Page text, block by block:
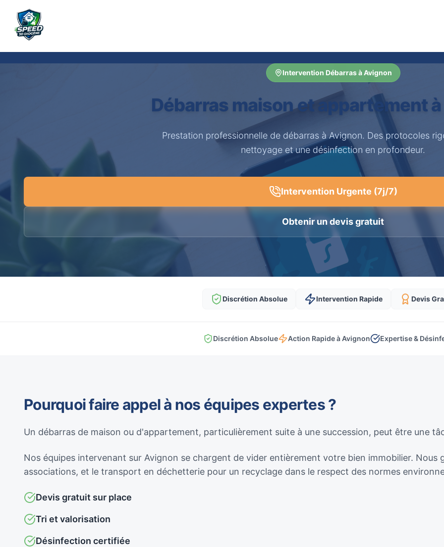
Intervention Débarras à Avignon
Débarras maison et appartement
Prestation professionnelle de débarras à Avignon. Des protocoles
nettoyage et une désinfection en profondeur.
Intervention Urgente (7j/7)
Obtenir un devis gratuit
Discrétion Absolue Intervention Rapide Devis
Discrétion Absolue Action Rapide à Avignon Expertise &
Pourquoi faire appel à nos équipes expertes ?
Un débarras de maison ou d'appartement, particulièrement suite à une succession, peut être une
Nos équipes intervenant sur Avignon se chargent de vider entièrement votre bien immobilier. Nous
associations, et le transport en déchetterie pour un recyclage dans le respect des normes
Devis gratuit sur place
Tri et valorisation
Désinfection certifiée